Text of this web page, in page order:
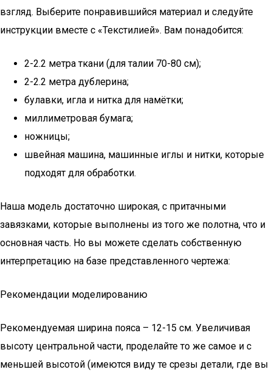
взгляд. Выберите понравившийся материал и следуйте
инструкции вместе с «Текстилией». Вам понадобится:
2-2.2 метра ткани (для талии 70-80 см);
2-2.2 метра дублерина;
булавки, игла и нитка для намётки;
миллиметровая бумага;
ножницы;
швейная машина, машинные иглы и нитки, которые
подходят для обработки.
Наша модель достаточно широкая, с притачными
завязками, которые выполнены из того же полотна, что и
основная часть. Но вы можете сделать собственную
интерпретацию на базе представленного чертежа:
Рекомендации моделированию
Рекомендуемая ширина пояса – 12-15 см. Увеличивая
высоту центральной части, проделайте то же самое и с
меньшей высотой (имеются виду те срезы детали, где вы